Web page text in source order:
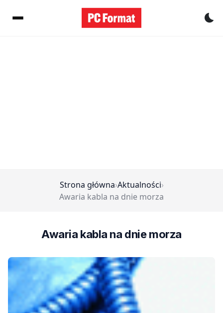
Strona główna›Aktualności›
Awaria kabla na dnie morza
Awaria kabla na dnie morza